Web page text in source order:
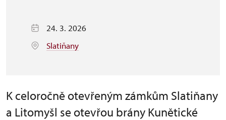
24. 3. 2026
Slatiňany
K celoročně otevřeným zámkům Slatiňany
a Litomyšl se otevřou brány Kunětické